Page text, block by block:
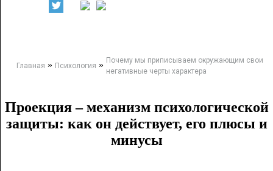
Главная » Психология » Почему мы приписываем окружающим свои
негативные черты характера
Проекция – механизм психологической
защиты: как он действует, его плюсы и
минусы